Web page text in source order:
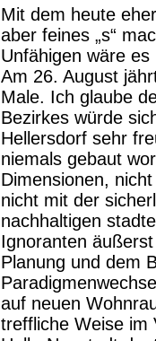
Mit dem heute
aber feines „s“
Unfähigen wäre
Am 26. August
Male. Ich glaube
Bezirkes würde
Hellersdorf sehr
niemals gebaut
Dimensionen,
nicht mit der
nachhaltigen
Ignoranten
Planung und dem
auf neuen
treffliche Weise im